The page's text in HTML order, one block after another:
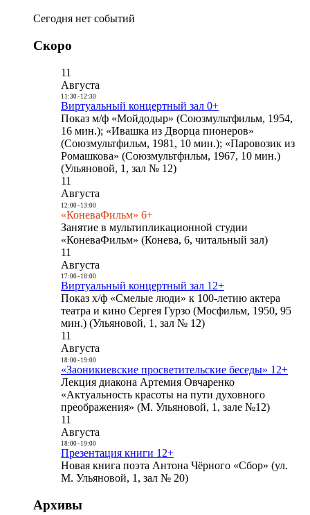
Сегодня нет событий
Скоро
11
Августа
11:30- 12:30
Виртуальный концертный зал 0+
Показ м/ф «Мойдодыр» (Союзмультфильм, 1954,
16 мин.); «Ивашка из Дворца пионеров»
(Союзмультфильм, 1981, 10 мин.); «Паровозик из
Ромашкова» (Союзмультфильм, 1967, 10 мин.)
(Ульяновой, 1, зал № 12)
11
Августа
12:00- 13:00
«КоневаФильм» 6+
Занятие в мультипликационной студии
«КоневаФильм» (Конева, 6, читальный зал)
11
Августа
17:00- 18:00
Виртуальный концертный зал 12+
Показ х/ф «Смелые люди» к 100-летию актера
театра и кино Сергея Гурзо (Мосфильм, 1950, 95
мин.) (Ульяновой, 1, зал № 12)
11
Августа
18:00- 19:00
«Заоникиевские просветительские беседы» 12+
Лекция диакона Артемия Овчаренко
«Актуальность красоты на пути духовного
преображения» (М. Ульяновой, 1, зале №12)
11
Августа
18:00- 19:00
Презентация книги 12+
Новая книга поэта Антона Чёрного «Сбор» (ул.
М. Ульяновой, 1, зал № 20)
Архивы